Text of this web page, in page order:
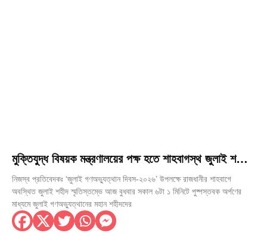
মুক্তিযুদ্ধ বিষয়ক মন্ত্রণালয়ের পক্ষ হতে শাহবাগস্থ জুলাই শহীদ
স্মৃতিস্তম্ভে পুষ্পস্তবক অর্পণ
নিজস্ব প্রতিবেদকঃ ‘জুলাই গণঅভ্যুত্থান দিবস-২০২৬’ উপলক্ষে রাজধানীর শাহবাগে
অবস্থিত জুলাই শহীদ স্মৃতিস্তম্ভে আজ বুধবার সকাল ৬টা ১ মিনিটে পুষ্পস্তবক অর্পণের
মাধ্যমে জুলাই গণঅভ্যুত্থানের মহান শহীদদের